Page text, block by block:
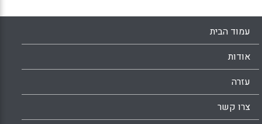
WhatsApp
Facebook
Email
X
עמוד הבית
אודות
עזרה
צרו קשר